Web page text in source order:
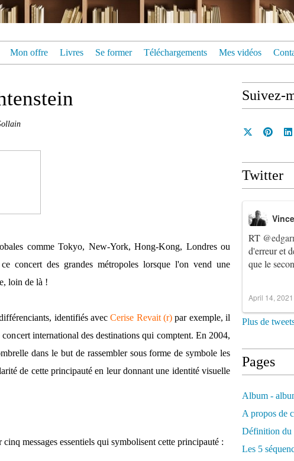
Mon offre Livres Se former Téléchargements Mes vidéos
comme Tokyo, New-York, Hong-Kong, Londres ou
concert des grandes métropoles lorsque l'on vend une
loin de là !
identifiés avecCerise Revait (r)par exemple, il
international des destinations qui comptent. En 2004,
dans le but de rassembler sous forme de symbole les
de cette principauté en leur donnant une identité visuelle
messages essentiels qui symbolisent cette principauté :
Suivez-
Twitter
RT
d'erreur et
que le
April 14, 2021
Plus de
Pages
Album -
A propos de
Définition du
Les 5